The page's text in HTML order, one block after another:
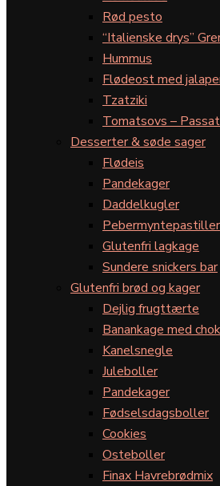
Rød pesto
“Italienske drys”
Hummus
Flødeost med
Tzatziki
Tomatsovs –
Desserter & søde sager
Flødeis
Pandekager
Daddelkugler
Pebermyntepastiller
Glutenfri lagkage
Sundere snickers bar
Glutenfri brød og kager
Dejlig frugttærte
Banankage med
Kanelsnegle
Juleboller
Pandekager
Fødselsdagsboller
Cookies
Osteboller
Finax Havrebrødmix